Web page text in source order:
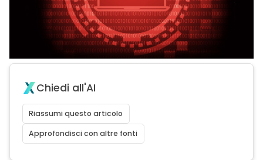
Chiedi all'AI
Riassumi questo articolo
Approfondisci con altre fonti